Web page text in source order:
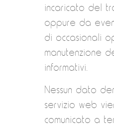
incaricato del
oppure da
di occasionali
manutenzione
informativi.
Nessun dato
servizio web
comunicato a